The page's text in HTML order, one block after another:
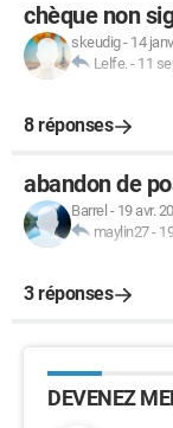
chèque non
skeudig- 14
Lelfe. - 11
8 réponses
abandon de
Barrel - 19 avr.
maylin27-
3 réponses
DEVENEZ